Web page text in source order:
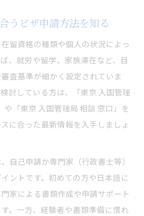
うビザ申請方法を知る
留資格の種類や個人の状況によっ
、就労や留学、家族滞在など、目
査基準が細かく設定されていま
討している方は、「東京 入国管理
や「東京 入国管理局 相談 窓口」を
に合った最新情報を入手しましょ
自己申請か専門家（行政書士等）
ントです。初めての方や日本語に
家による書類作成や申請サポート
。一方、経験者や書類準備に慣れ